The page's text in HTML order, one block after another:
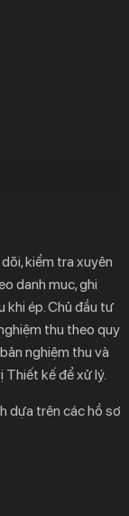
kiểm tra xuyên
danh muc, ghi
khi ép. Chủ đầu tư
thu theo quy
nghiệm thu và
Thiết kế để xử lý.
dựa trên các hồ sơ